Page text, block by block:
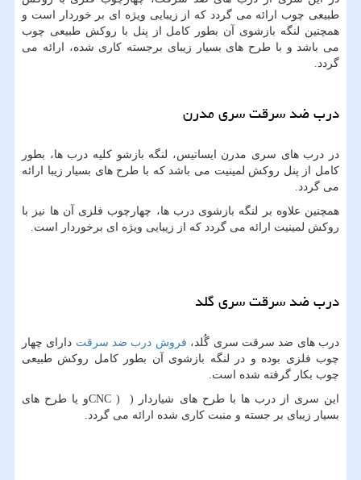
طبیعی چوب ارائه می گردد که از زیبایی ویژه ای بر خوردار است و
همچنین لنگه بازشوی آن بطور کامل از پنل با روکش طبیعی چوب
می باشد و با طرح های بسیار زیبای برجسته کاری شده، ارائه می
گردد.
درب ضد سرقت سری مدرن
در درب های سری مدرن ایساتیس، لنگه بازشو کلیه درب ها، بطور
کامل از پنل روکش لمینیت می باشد که با طرح های بسیار زیبا ارائه
می گردد.
همچنین علاوه بر لنگه بازشوی درب ها، چهارچوب فلزی آن ها نیز با
روکش لمینیت ارائه می گردد که از زیبایی ویژه ای برخوردار است.
درب ضد سرقت سری گلد
درب های ضد سرقت سری گُلد، فروش درب ضد سرقت دارای چهار
چوب فلزی بوده و در لنگه بازشوی آن بطور کامل روکش طبیعی
چوب بکار گرفته شده است.
این سری از درب ها با طرح های شیاردار (
CNC )و یا طرح های
بسیار زیبای بر جسته و منبت کاری شده ارائه می گردد.